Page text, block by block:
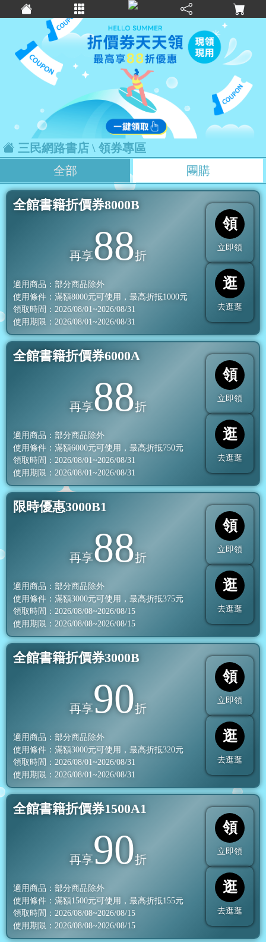
三民網路書店 \ 領券專區
全部
團購
全館書籍折價券8000B
再享88折
適用商品：部分商品除外
使用條件：滿額8000元可使用，最高折抵1000元
領取時間：2026/08/01~2026/08/31
使用期限：2026/08/01~2026/08/31
領
立即領
逛
去逛逛
全館書籍折價券6000A
再享88折
適用商品：部分商品除外
使用條件：滿額6000元可使用，最高折抵750元
領取時間：2026/08/01~2026/08/31
使用期限：2026/08/01~2026/08/31
領
立即領
逛
去逛逛
限時優惠3000B1
再享88折
適用商品：部分商品除外
使用條件：滿額3000元可使用，最高折抵375元
領取時間：2026/08/08~2026/08/15
使用期限：2026/08/08~2026/08/15
領
立即領
逛
去逛逛
全館書籍折價券3000B
再享90折
適用商品：部分商品除外
使用條件：滿額3000元可使用，最高折抵320元
領取時間：2026/08/01~2026/08/31
使用期限：2026/08/01~2026/08/31
領
立即領
逛
去逛逛
全館書籍折價券1500A1
再享90折
適用商品：部分商品除外
使用條件：滿額1500元可使用，最高折抵155元
領取時間：2026/08/08~2026/08/15
使用期限：2026/08/08~2026/08/15
領
立即領
逛
去逛逛